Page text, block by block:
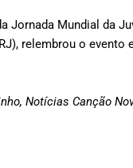
Jornada Mundial da
relembrou o
Notícias Canção